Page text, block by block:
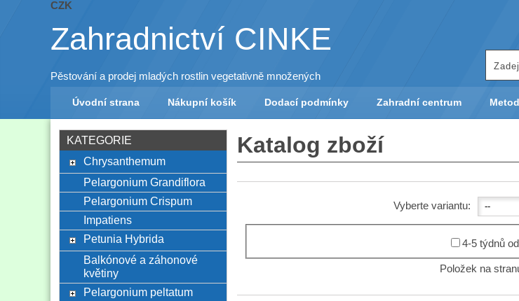
CZK
Zahradnictví CINKE
Pěstování a prodej mladých rostlin vegetativně množených
Úvodní strana Nákupní košík Dodací podmínky Zahradní centrum
Katalog zboží
Vyberte variantu:
4-5 týdnů
Položek na
KATEGORIE
Chrysanthemum
Pelargonium Grandiflora
Pelargonium Crispum
Impatiens
Petunia Hybrida
Balkónové a záhonové
květiny
Pelargonium peltatum